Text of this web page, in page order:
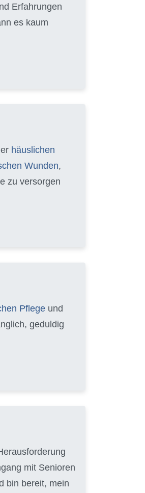
Erfahrungen
es kaum
häuslichen
Wunden,
zu versorgen
Pflege und
geduldig
mit Senioren
bin bereit, mein